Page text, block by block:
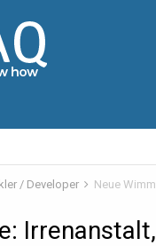
/ Developer Neue